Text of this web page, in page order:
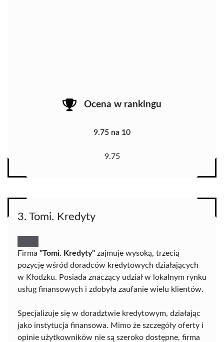
Ocena w rankingu
9.75 na 10
9.75
3. Tomi. Kredyty
Firma "Tomi. Kredyty" zajmuje wysoką, trzecią
pozycję wśród doradców kredytowych działających
w Kłodzku. Posiada znaczący udział w lokalnym rynku
usług finansowych i zdobyła zaufanie wielu klientów.
Specjalizuje się w doradztwie kredytowym, działając
jako instytucja finansowa. Mimo że szczegóły oferty i
opinie użytkowników nie są szeroko dostępne, firma